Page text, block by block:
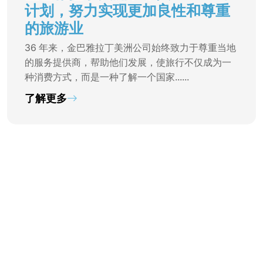
计划，努力实现更加良性和尊重
的旅游业
36 年来，金巴雅拉丁美洲公司始终致力于尊重当地
的服务提供商，帮助他们发展，使旅行不仅成为一
种消费方式，而是一种了解一个国家......
了解更多